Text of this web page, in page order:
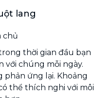
lang
chủ
thời gian đầu bạn
với chúng mỗi ngày.
ứng lại. Khoảng
thể thích nghi với môi